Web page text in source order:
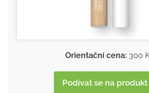
Orientační cena: 300
Podívat se na